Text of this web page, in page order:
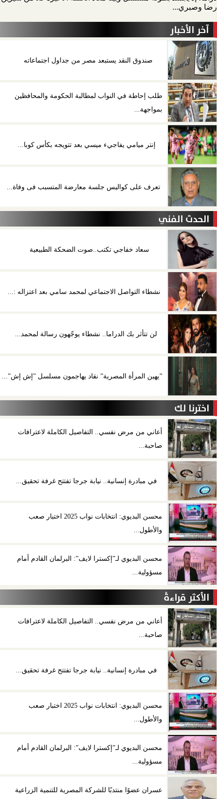
رضا وصبري...
آخر الأخبار
صندوق النقد يستبعد مصر من جداول اجتماعاته
طلب إحاطة في النواب لمطالبة الحكومة والمحافظين
بمواجهة...
إنتر ميامي يفاجيء ميسي بعد تتويجه بكأس كوبا...
تعرف على كواليس جلسة معارضة المتسبب فى وفاة...
الحدث الفني
سعاد خفاجي تكتب..صوت الضحكة الطبيعية
نشطاء التواصل الاجتماعي لمحمد سامي بعد اعتزاله :...
لن تتأثر بك الدراما.. نشطاء يوجّهون رسالة لمحمد...
”يهين المرأة المصرية” نقاد يهاجمون مسلسل ”إش إش”...
اخترنا لك
أعاني من مرض نفسي.. التفاصيل الكاملة لاعترافات
صاحبة...
في مبادرة إنسانية.. نيابة جرجا تفتتح غرفة تحقيق...
محسن البديوي: انتخابات نواب 2025 اختبار صعب
والأطول...
محسن البديوي لـ”إكسترا لايف”: البرلمان القادم أمام
مسؤولية...
الأكثر قراءةً
أعاني من مرض نفسي.. التفاصيل الكاملة لاعترافات
صاحبة...
في مبادرة إنسانية.. نيابة جرجا تفتتح غرفة تحقيق...
محسن البديوي: انتخابات نواب 2025 اختبار صعب
والأطول...
محسن البديوي لـ”إكسترا لايف”: البرلمان القادم أمام
مسؤولية...
عسران عضوًا منتدبًا للشركة المصرية للتنمية الزراعية